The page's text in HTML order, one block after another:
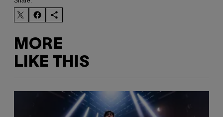
MORE
LIKE THIS